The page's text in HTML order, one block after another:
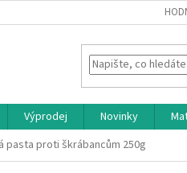
Výprodej Novinky
pasta proti škrábancům 250g